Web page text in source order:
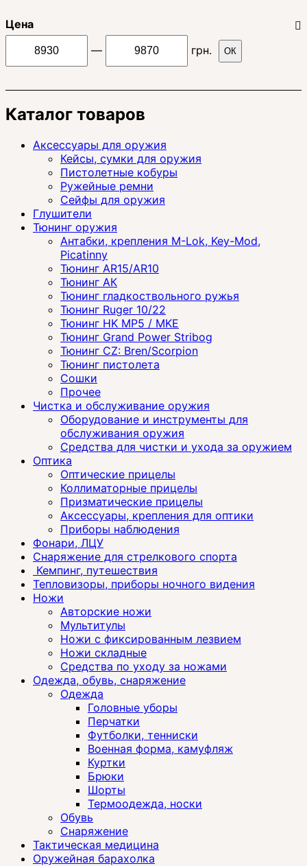
Цена
—
грн. ОК
Каталог товаров
Аксессуары для оружия
Кейсы, сумки для оружия
Пистолетные кобуры
Ружейные ремни
Сейфы для оружия
Глушители
Тюнинг оружия
Антабки, крепления M-Lok, Key-Mod,
Picatinny
Тюнинг AR15/AR10
Тюнинг АК
Тюнинг гладкоствольного ружья
Тюнинг Ruger 10/22
Тюнинг HK MP5 / MKE
Тюнинг Grand Power Stribog
Тюнинг CZ: Bren/Scorpion
Тюнинг пистолета
Сошки
Прочее
Чистка и обслуживание оружия
Оборудование и инструменты для
обслуживания оружия
Средства для чистки и ухода за оружием
Оптика
Оптические прицелы
Коллиматорные прицелы
Призматические прицелы
Аксессуары, крепления для оптики
Приборы наблюдения
Фонари, ЛЦУ
Снаряжение для стрелкового спорта
Кемпинг, путешествия
Тепловизоры, приборы ночного видения
Ножи
Авторские ножи
Мультитулы
Ножи с фиксированным лезвием
Ножи складные
Средства по уходу за ножами
Одежда, обувь, снаряжение
Одежда
Головные уборы
Перчатки
Футболки, тенниски
Военная форма, камуфляж
Куртки
Брюки
Шорты
Термоодежда, носки
Обувь
Снаряжение
Тактическая медицина
Оружейная барахолка